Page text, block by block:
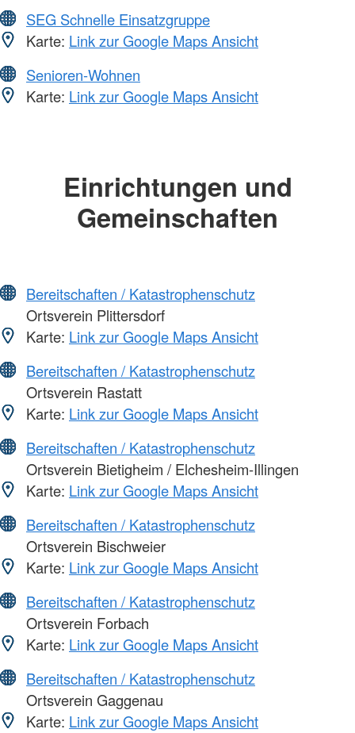
SEG Schnelle Einsatzgruppe
Karte: Link zur Google Maps Ansicht
Senioren-Wohnen
Karte: Link zur Google Maps Ansicht
Einrichtungen und
Gemeinschaften
Bereitschaften / Katastrophenschutz
Ortsverein Plittersdorf
Karte: Link zur Google Maps Ansicht
Bereitschaften / Katastrophenschutz
Ortsverein Rastatt
Karte: Link zur Google Maps Ansicht
Bereitschaften / Katastrophenschutz
Ortsverein Bietigheim / Elchesheim-Illingen
Karte: Link zur Google Maps Ansicht
Bereitschaften / Katastrophenschutz
Ortsverein Bischweier
Karte: Link zur Google Maps Ansicht
Bereitschaften / Katastrophenschutz
Ortsverein Forbach
Karte: Link zur Google Maps Ansicht
Bereitschaften / Katastrophenschutz
Ortsverein Gaggenau
Karte: Link zur Google Maps Ansicht